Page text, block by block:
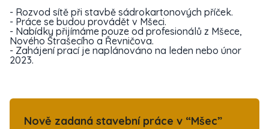
- Rozvod sítě při stavbě sádrokartonových příček.
- Práce se budou provádět v Mšeci.
- Nabídky přijímáme pouze od profesionálů z Mšece,
Nového Strašecího a Řevničova.
- Zahájení prací je naplánováno na leden nebo únor
2023.
Nově zadaná stavební práce v “Mšec”